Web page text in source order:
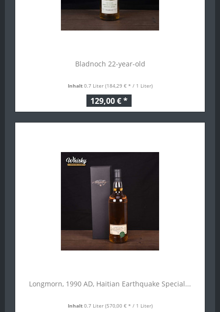
Bladnoch 22-year-old
Inhalt 0.7 Liter (184,29 € * / 1 Liter)
129,00 € *
Longmorn, 1990 AD, Haitian Earthquake Special...
Inhalt 0.7 Liter (570,00 € * / 1 Liter)